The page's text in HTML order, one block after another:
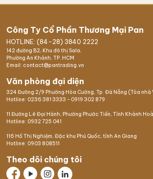
Công Ty Cổ Phần Thương Mại Pan
HOTLINE: (84-28) 3840 2222
142 đường B2, Khu đô thị Sala,
Phường An Khánh, TP. HCM
Email: contact@pantrading.vn
Văn phòng đại diện
324 Đường 2/9 Phường Hòa Cường, Tp. Đà Nẵng (Tòa nhà
Hotline: 0236 381 3333 - 0919 302 879
11 Đường Lê Đại Hành, Phường Phước Tiến, Tỉnh Khánh Hoà
Hotline: 0932 725 041
116 Hồ Thị Nghiệm, Đặc khu Phú Quốc, tỉnh An Giang
Hotline: 0903 808511
Theo dõi chúng tôi